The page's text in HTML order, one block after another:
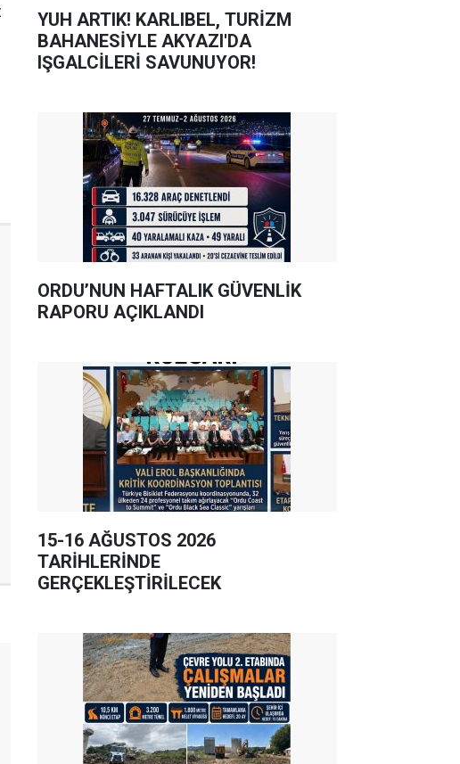
YUH ARTIK! KARLIBEL, TURİZM
BAHANESİYLE AKYAZI'DA
IŞGALCİLERİ SAVUNUYOR!
ORDU’NUN HAFTALIK GÜVENLİK
RAPORU AÇIKLANDI
15-16 AĞUSTOS 2026
TARİHLERİNDE
GERÇEKLEŞTİRİLECEK